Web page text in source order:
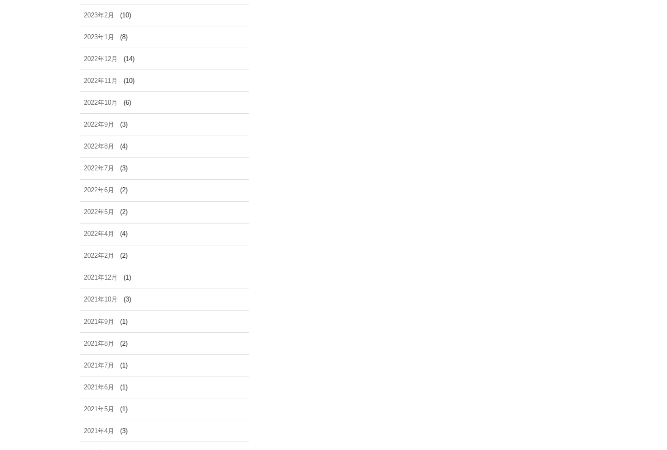
2023年2月 (10)
2023年1月 (8)
2022年12月 (14)
2022年11月 (10)
2022年10月 (6)
2022年9月 (3)
2022年8月 (4)
2022年7月 (3)
2022年6月 (2)
2022年5月 (2)
2022年4月 (4)
2022年2月 (2)
2021年12月 (1)
2021年10月 (3)
2021年9月 (1)
2021年8月 (2)
2021年7月 (1)
2021年6月 (1)
2021年5月 (1)
2021年4月 (3)